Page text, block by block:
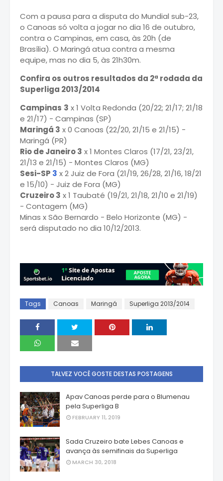
Com a pausa para a disputa do Mundial sub-23,
o Canoas só volta a jogar no dia 16 de outubro,
contra o Campinas, em casa, às 20h (de
Brasília). O Maringá atua contra a mesma
equipe, mas no dia 5, às 21h30m.
Confira os outros resultados da 2ª rodada da
Superliga 2013/2014
Campinas 3 x 1 Volta Redonda (20/22; 21/17; 21/18
e 21/17) - Campinas (SP)
Maringá 3 x 0 Canoas (22/20, 21/15 e 21/15) -
Maringá (PR)
Rio de Janeiro 3 x 1 Montes Claros (17/21, 23/21,
21/13 e 21/15) - Montes Claros (MG)
Sesi-SP 3 x 2 Juiz de Fora (21/19, 26/28, 21/16, 18/21
e 15/10) - Juiz de Fora (MG)
Cruzeiro 3 x 1 Taubaté (19/21, 21/18, 21/10 e 21/19)
- Contagem (MG)
Minas x São Bernardo - Belo Horizonte (MG) -
será disputado no dia 10/12/2013.
Tags Canoas Maringá Superliga 2013/2014
TALVEZ VOCÊ GOSTE DESTAS POSTAGENS
Apav Canoas perde para o Blumenau
pela Superliga B
FEBRUARY 11, 2019
Sada Cruzeiro bate Lebes Canoas e
avança às semifinais da Superliga
MARCH 30, 2018